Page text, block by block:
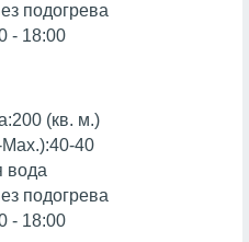
подогрева
- 18:00
(кв. м.)
40
вода
подогрева
- 18:00